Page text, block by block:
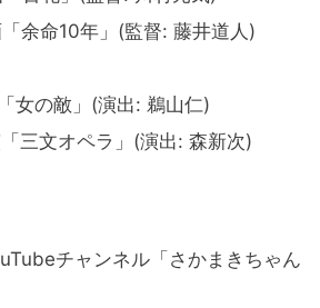
余命10年」(監督: 藤井道人)
女の敵」(演出: 鵜山仁)
三文オペラ」(演出: 森新次)
チャンネル「さかまきちゃん